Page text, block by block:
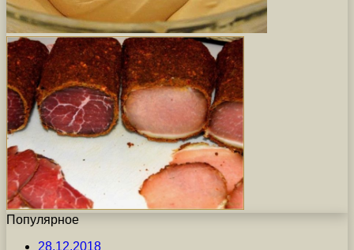
Популярное
28.12.2018